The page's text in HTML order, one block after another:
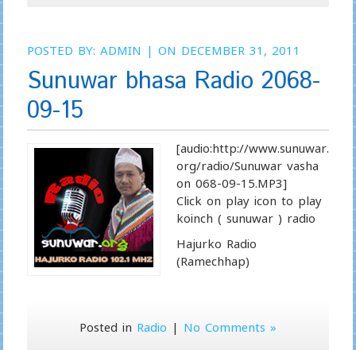
POSTED BY: ADMIN | ON DECEMBER 31, 2011
Sunuwar bhasa Radio 2068-
09-15
[audio:http://www.sunuwar.
org/radio/Sunuwar vasha
on 068-09-15.MP3]
Click on play icon to play
koinch ( sunuwar ) radio
Hajurko Radio
(Ramechhap)
Posted in Radio | No Comments »